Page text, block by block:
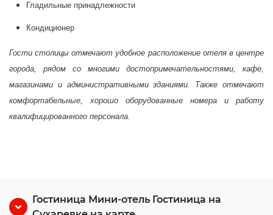
Гладильные принадлежности
Кондиционер
Гости столицы отмечают удобное расположение отеля в центре
города, рядом со многими достопримечательностями, кафе,
магазинами и административными зданиями. Также отмечают
комфортабельные, хорошо оборудованные номера и работу
квалифицированного персонала.
Гостиница Мини-отель Гостиница на